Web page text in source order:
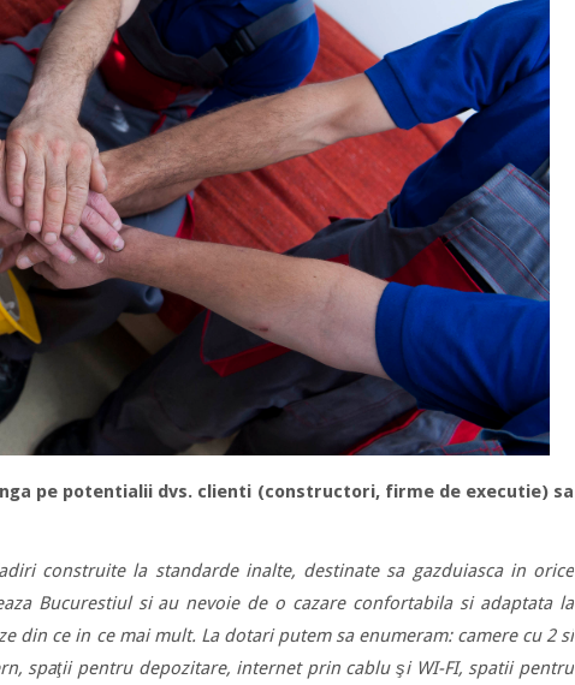
pe potentialii dvs. clienti (constructori, firme de executie) sa
construite la standarde inalte, destinate sa gazduiasca in orice
Bucurestiul si au nevoie de o cazare confortabila si adaptata la
din ce in ce mai mult. La dotari putem sa enumeram: camere cu 2 si
spaţii pentru depozitare, internet prin cablu şi WI-FI, spatii pentru